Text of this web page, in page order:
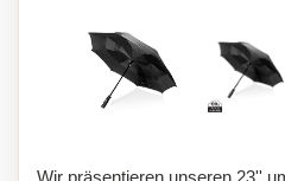
Wir präsentieren unseren 23''